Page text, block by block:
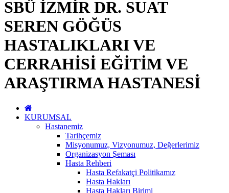
SBÜ İZMİR DR. SUAT
SEREN GÖĞÜS
HASTALIKLARI VE
CERRAHİSİ EĞİTİM VE
ARAŞTIRMA HASTANESİ
KURUMSAL
Hastanemiz
Tarihçemiz
Misyonumuz, Vizyonumuz, Değerlerimiz
Organizasyon Şeması
Hasta Rehberi
Hasta Refakatçi Politikamız
Hasta Hakları
Hasta Hakları Birimi